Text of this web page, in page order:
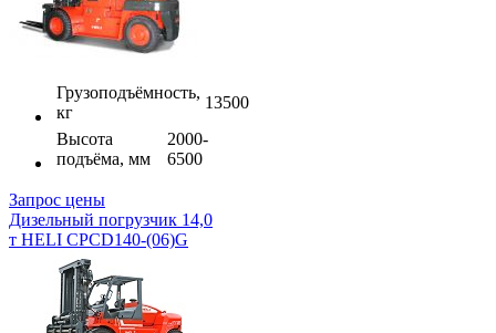
Грузоподъёмность,
кг
13500
Высота
подъёма, мм
2000-
6500
Запрос цены
Дизельный погрузчик 14,0
т HELI CPCD140-(06)G